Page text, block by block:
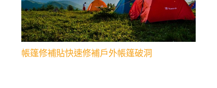
帳篷修補貼快速修補戶外帳篷破洞